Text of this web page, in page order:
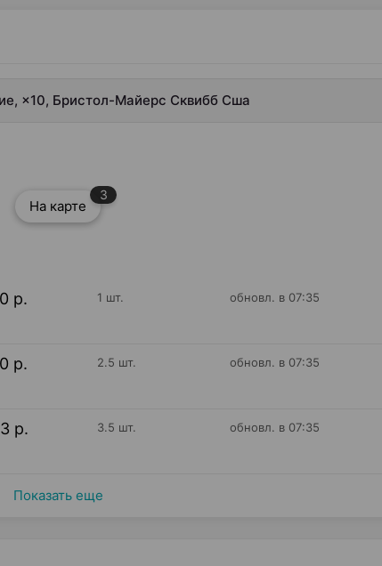
×10, Бристол-Майерс Сквибб Сша
На карте
3
р. 1 шт. обновл. в 07:35
р. 2.5 шт. обновл. в 07:35
р. 3.5 шт. обновл. в 07:35
Показать еще